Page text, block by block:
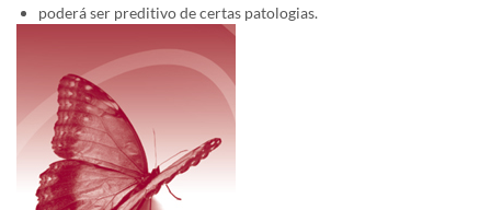
poderá ser preditivo de certas patologias.